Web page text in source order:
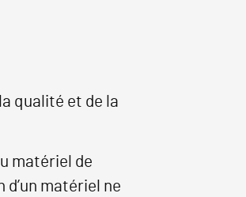
qualité et de la
matériel de
matériel ne